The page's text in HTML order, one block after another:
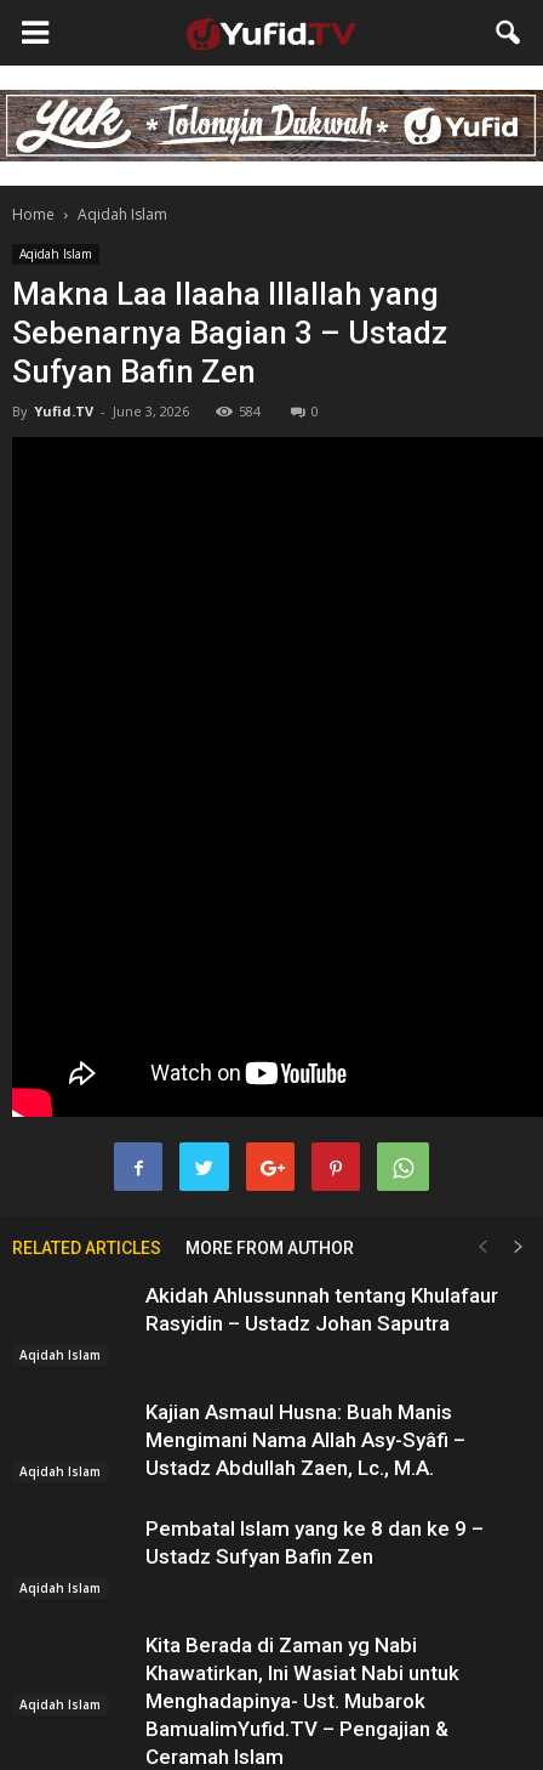
Home Aqidah Islam
Aqidah Islam
Makna Laa Ilaaha Illallah yang
Sebenarnya Bagian 3 – Ustadz
Sufyan Bafin Zen
By Yufid.TV - June 3, 2026 584 0
RELATED ARTICLES MORE FROM AUTHOR
Aqidah Islam
Akidah Ahlussunnah tentang Khulafaur
Rasyidin – Ustadz Johan Saputra
Aqidah Islam
Kajian Asmaul Husna: Buah Manis
Mengimani Nama Allah Asy-Syâfi –
Ustadz Abdullah Zaen, Lc., M.A.
Aqidah Islam
Pembatal Islam yang ke 8 dan ke 9 –
Ustadz Sufyan Bafin Zen
Aqidah Islam
Kita Berada di Zaman yg Nabi
Khawatirkan, Ini Wasiat Nabi untuk
Menghadapinya- Ust. Mubarok
BamualimYufid.TV – Pengajian &
Ceramah Islam